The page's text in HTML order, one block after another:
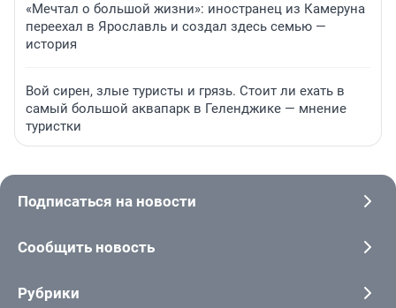
«Мечтал о большой жизни»: иностранец из Камеруна
переехал в Ярославль и создал здесь семью —
история
Вой сирен, злые туристы и грязь. Стоит ли ехать в
самый большой аквапарк в Геленджике — мнение
туристки
Подписаться на новости
Сообщить новость
Рубрики